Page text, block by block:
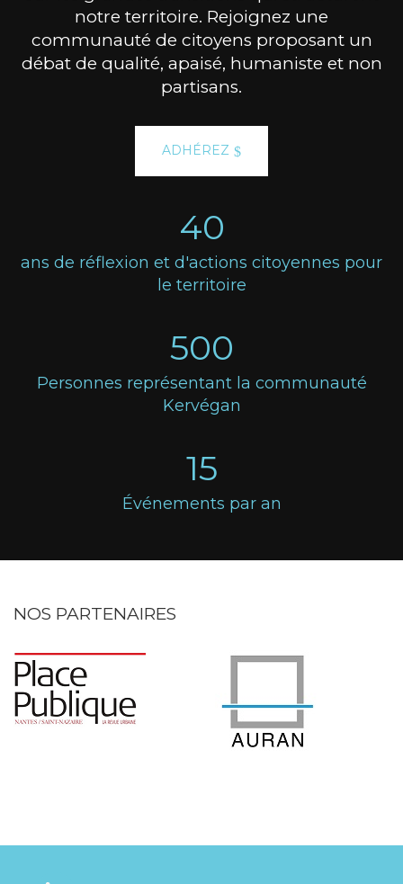
notre territoire. Rejoignez une
communauté de citoyens proposant un
débat de qualité, apaisé, humaniste et non
partisans.
ADHÉREZ
40
ans de réflexion et d'actions citoyennes pour
le territoire
500
Personnes représentant la communauté
Kervégan
15
Événements par an
NOS PARTENAIRES